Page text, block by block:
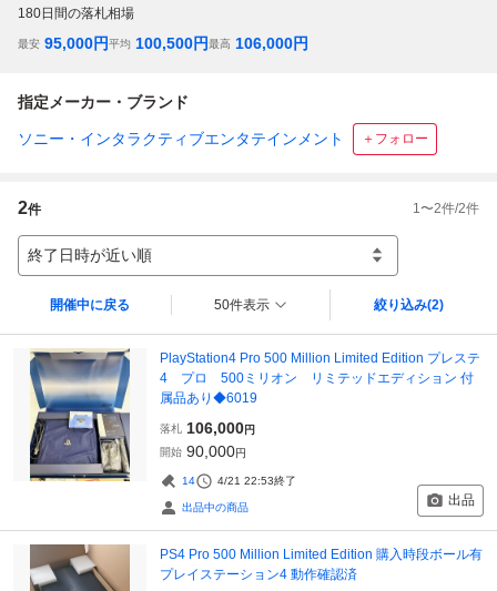
180日間の落札相場
最安 95,000円平均 100,500円最高 106,000円
指定メーカー・ブランド
ソニー・インタラクティブエンタテインメント ＋フォロー
2件 1 〜2件/2件
終了日時が近い順
開催中に戻る 50件表示 絞り込み(2)
PlayStation4 Pro 500 Million Limited Edition プレステ
4 プロ 500ミリオン リミテッドエディション 付
属品あり◆6019
落札 106,000円
開始 90,000円
14 4/21 22:53終了
出品中の商品 出品
PS4 Pro 500 Million Limited Edition 購入時段ボール有
プレイステーション4 動作確認済